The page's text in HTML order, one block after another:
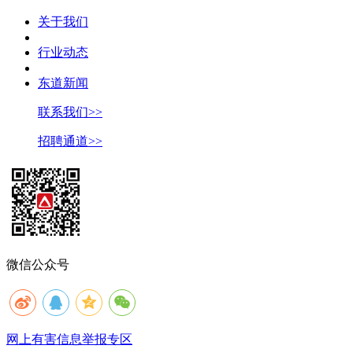
关于我们
行业动态
东道新闻
联系我们>>
招聘通道>>
微信公众号
网上有害信息举报专区